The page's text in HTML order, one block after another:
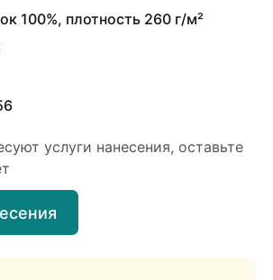
100%, плотность 260 г/м²
услуги нанесения, оставьте